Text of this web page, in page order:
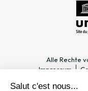
Alle Rechte
Impressum